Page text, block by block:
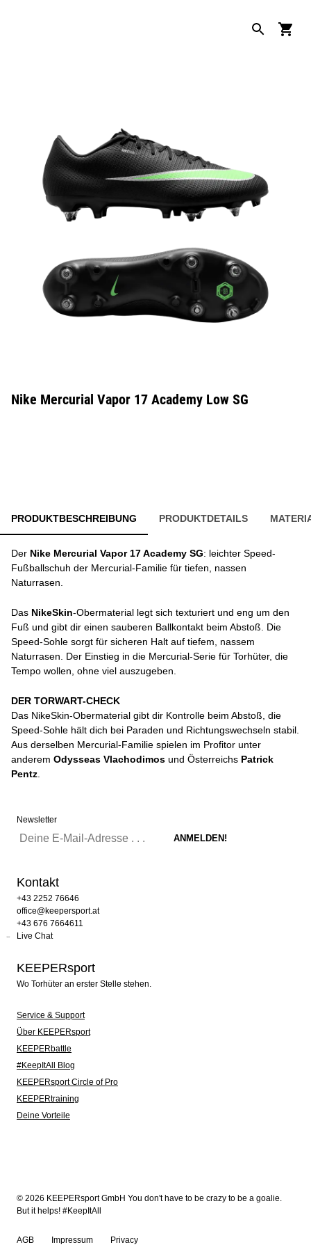
Nike Mercurial Vapor 17 Academy Low SG
PRODUKTBESCHREIBUNG PRODUKTDETAILS
Der Nike Mercurial Vapor 17 Academy SG: leichter Speed-
Fußballschuh der Mercurial-Familie für tiefen, nassen
Naturrasen.
Das NikeSkin-Obermaterial legt sich texturiert und eng um den
Fuß und gibt dir einen sauberen Ballkontakt beim Abstoß. Die
Speed-Sohle sorgt für sicheren Halt auf tiefem, nassem
Naturrasen. Der Einstieg in die Mercurial-Serie für Torhüter, die
Tempo wollen, ohne viel auszugeben.
DER TORWART-CHECK
Das NikeSkin-Obermaterial gibt dir Kontrolle beim Abstoß, die
Speed-Sohle hält dich bei Paraden und Richtungswechseln stabil.
Aus derselben Mercurial-Familie spielen im Profitor unter
anderem Odysseas Vlachodimos und Österreichs Patrick
Pentz
Newsletter
Kontakt
+43 2252 76646
office@keepersport.at
+43 676 7664611
Live Chat
KEEPERsport
Wo Torhüter an erster Stelle stehen.
Service & Support
Über KEEPERsport
KEEPERbattle
#KeepItAll Blog
KEEPERsport Circle of Pro
KEEPERtraining
Deine Vorteile
© 2026 KEEPERsport GmbH You don't have to be crazy to be a goalie.
But it helps! #KeepItAll
AGB Impressum Privacy